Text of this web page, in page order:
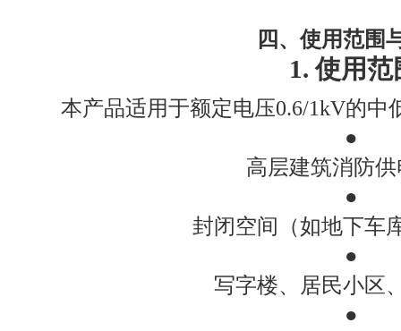
四、使用范围
1. 使用范
本产品适用于额定电压0.6/1kV的中
●
高层建筑消防
●
封闭空间（如地下车
●
写字楼、居民小区
●